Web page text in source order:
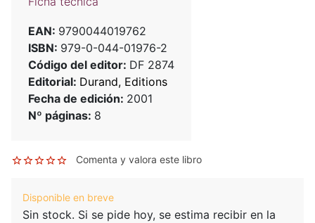
EAN: 9790044019762
ISBN: 979-0-044-01976-2
Código del editor: DF 2874
Editorial: Durand, Editions
Fecha de edición: 2001
Nº páginas: 8
Comenta y valora este libro
Disponible en breve
Sin stock. Si se pide hoy, se estima recibir en la